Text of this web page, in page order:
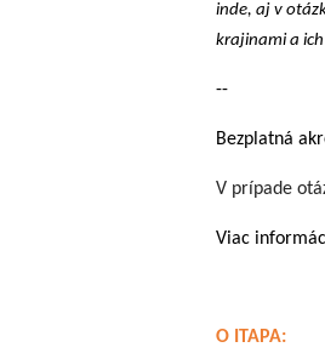
inde, aj v
krajinami a
--
Bezplatná
V prípade
Viac
O ITAPA: